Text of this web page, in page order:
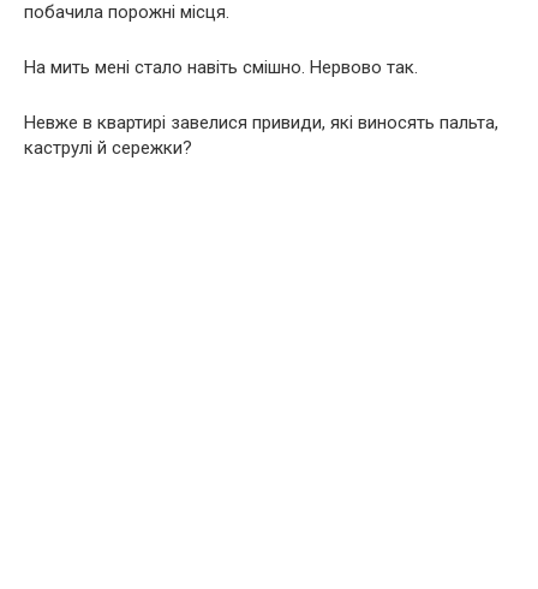
побачила порожні місця.
На мить мені стало навіть смішно. Нервово так.
Невже в квартирі завелися привиди, які виносять пальта,
каструлі й сережки?